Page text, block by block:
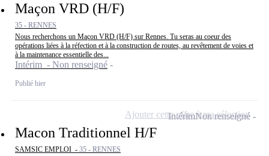
Maçon VRD (H/F)
35 - RENNES
Nous recherchons un Maçon VRD (H/F) sur Rennes. Tu seras au coeur des
opérations liées à la réfection et à la construction de routes, au revêtement de voies et
à la maintenance essentielle des...
Intérim - Non renseigné
Publié hier
Macon Traditionnel H/F
SAMSIC EMPLOI - 35 - RENNES
IntérimNon renseigné
Ajouter cette offre à ma sélection